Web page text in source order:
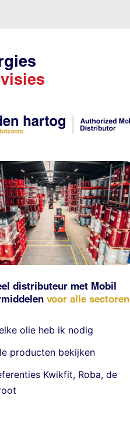
distributeur met Mobil
voor alle sectoren
olie heb ik nodig
producten bekijken
s Kwikfit, Roba, de